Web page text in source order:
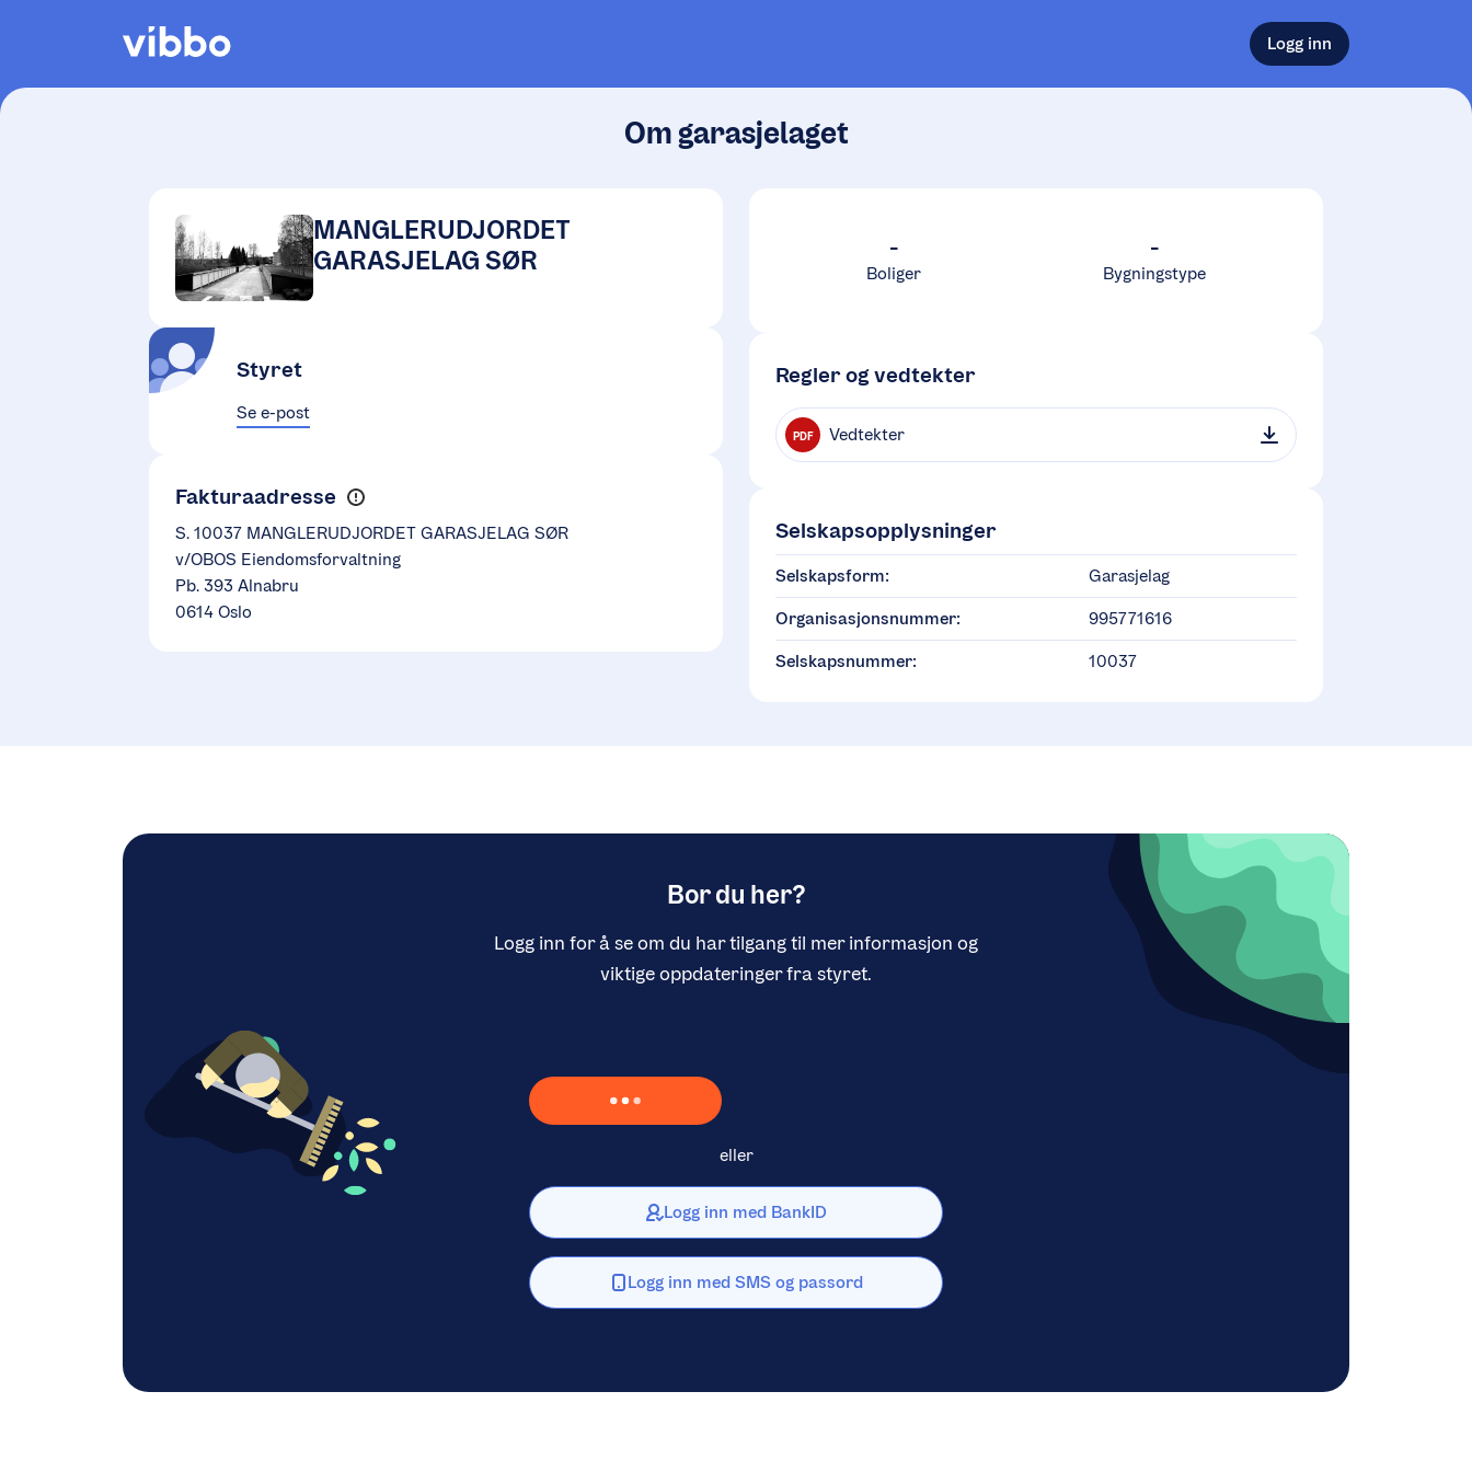
Logg inn
Om garasjelaget
MANGLERUDJORDET
GARASJELAG SØR
Styret
Se e-post
Fakturaadresse
S. 10037 MANGLERUDJORDET GARASJELAG SØR
v/OBOS Eiendomsforvaltning
Pb. 393 Alnabru
0614 Oslo
-
Boliger
-
Bygningstype
Regler og vedtekter
PDF Vedtekter
Selskapsopplysninger
Selskapsform: Garasjelag
Organisasjonsnummer: 995771616
Selskapsnummer: 10037
Bor du her?
Logg inn for å se om du har tilgang til mer informasjon og
viktige oppdateringer fra styret.
Laster inn Vipps …
eller
Logg inn med BankID
Logg inn med SMS og passord